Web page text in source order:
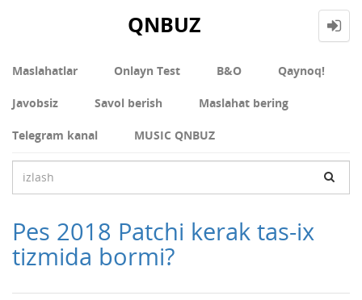
QNBUZ
Maslahatlar Onlayn Test В&О Qaynoq!
Javobsiz Savol berish Maslahat bering
Telegram kanal MUSIC QNBUZ
Pes 2018 Patchi kerak tas-ix
tizmida bormi?